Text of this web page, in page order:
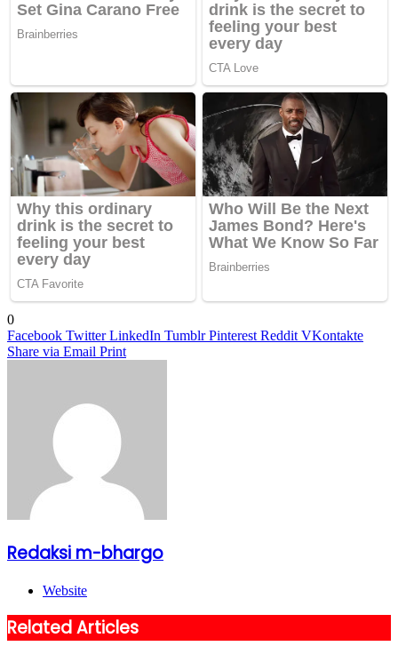
0
Facebook Twitter LinkedIn Tumblr Pinterest Reddit VKontakte
Share via Email Print
Redaksi m-bhargo
Website
Related Articles